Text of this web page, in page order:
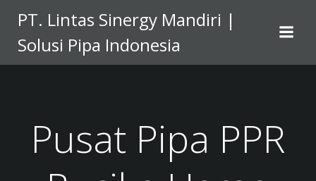
to
content
PT. Lintas Sinergy Mandiri |
Solusi Pipa Indonesia
Pusat Pipa PPR